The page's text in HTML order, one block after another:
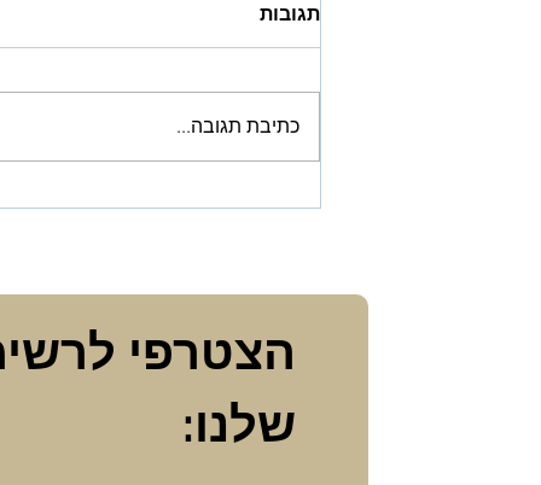
תגובות
כתיבת תגובה...
שלנו: